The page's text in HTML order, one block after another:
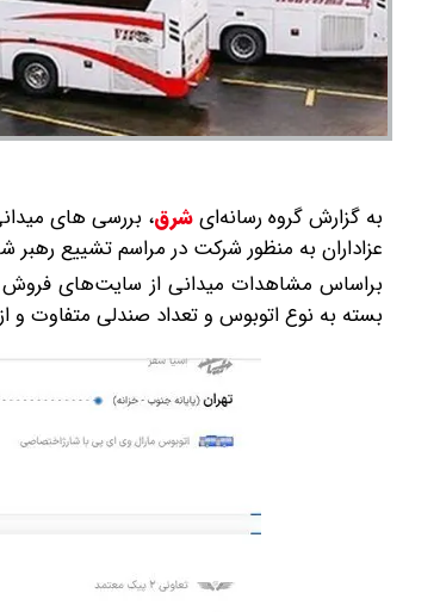
به گزارش گروه رسانه‌ایشرق، بررسی ‌های
عزاداران به منظور شرکت در مراسم تشییع رهبر شهید در بازه قیمتی
بسته به نوع اتوبوس و تعداد صندلی متفاوت و از ۲۱۰ تا ۴۵۰ هزارتومان عرضه می شود.